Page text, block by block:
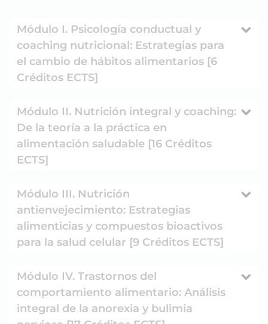
Módulo I. Psicología conductual y
coaching nutricional: Estrategias para
el cambio de hábitos alimentarios [6
Créditos ECTS]
Módulo II. Nutrición integral y coaching:
De la teoría a la práctica en
alimentación saludable [16 Créditos
ECTS]
Módulo III. Nutrición
antienvejecimiento: Estrategias
alimenticias y compuestos bioactivos
para la salud celular [9 Créditos ECTS]
Módulo IV. Trastornos del
comportamiento alimentario: Análisis
integral de la anorexia y bulimia